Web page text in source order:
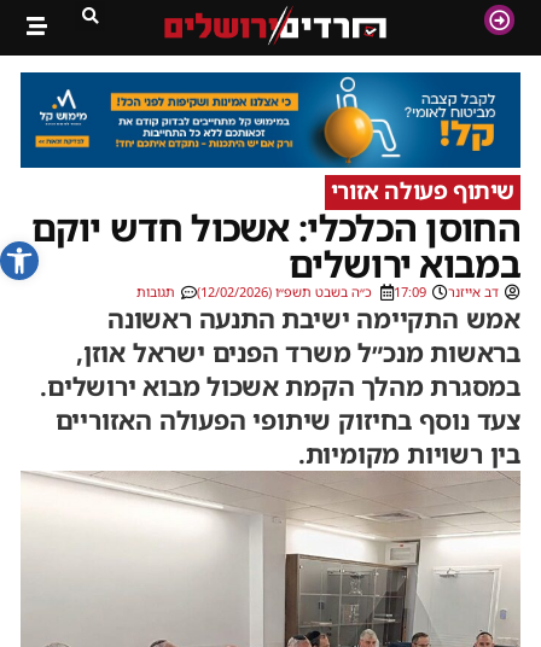
פתח
שיתוף פעולה אזורי
החוסן הכלכלי: אשכול חדש יוקם
במבוא ירושלים
דב אייזנר 17:09 כ״ה בשבט תשפ״ו (12/02/2026) תגובות
אמש התקיימה ישיבת התנעה ראשונה
בראשות מנכ״ל משרד הפנים ישראל אוזן,
במסגרת מהלך הקמת אשכול מבוא ירושלים.
צעד נוסף בחיזוק שיתופי הפעולה האזוריים
בין רשויות מקומיות.